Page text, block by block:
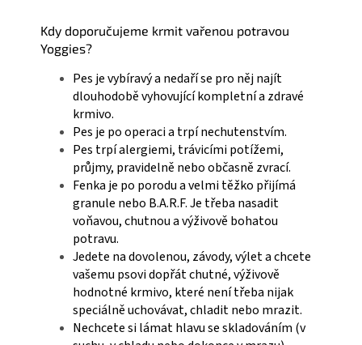
Kdy doporučujeme krmit vařenou potravou
Yoggies?
Pes je vybíravý a nedaří se pro něj najít
dlouhodobě vyhovující kompletní a zdravé
krmivo.
Pes je po operaci a trpí nechutenstvím.
Pes trpí alergiemi, trávicími potížemi,
průjmy, pravidelně nebo občasně zvrací.
Fenka je po porodu a velmi těžko přijímá
granule nebo B.A.R.F. Je třeba nasadit
voňavou, chutnou a výživově bohatou
potravu.
Jedete na dovolenou, závody, výlet a chcete
vašemu psovi dopřát chutné, výživově
hodnotné krmivo, které není třeba nijak
speciálně uchovávat, chladit nebo mrazit.
Nechcete si lámat hlavu se skladováním (v